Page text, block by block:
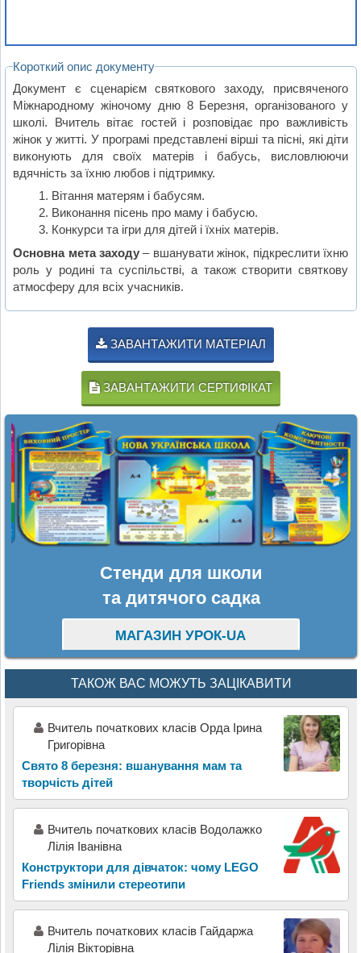
Короткий опис документу
Документ є сценарієм святкового заходу, присвяченого
Міжнародному жіночому дню 8 Березня, організованого у
школі. Вчитель вітає гостей і розповідає про важливість
жінок у житті. У програмі представлені вірші та пісні, які діти
виконують для своїх матерів і бабусь, висловлюючи
вдячність за їхню любов і підтримку.
Вітання матерям і бабусям.
Виконання пісень про маму і бабусю.
Конкурси та ігри для дітей і їхніх матерів.
Основна мета заходу – вшанувати жінок, підкреслити їхню
роль у родині та суспільстві, а також створити святкову
атмосферу для всіх учасників.
ЗАВАНТАЖИТИ МАТЕРІАЛ
ЗАВАНТАЖИТИ СЕРТИФІКАТ
Стенди для школи
та дитячого садка
МАГАЗИН УРОК-UA
ТАКОЖ ВАС МОЖУТЬ ЗАЦІКАВИТИ
Вчитель початкових класів Орда Ірина
Григорівна
Свято 8 березня: вшанування мам та
творчість дітей
Вчитель початкових класів Водолажко
Лілія Іванівна
Конструктори для дівчаток: чому LEGO
Friends змінили стереотипи
Вчитель початкових класів Гайдаржа
Лілія Вікторівна